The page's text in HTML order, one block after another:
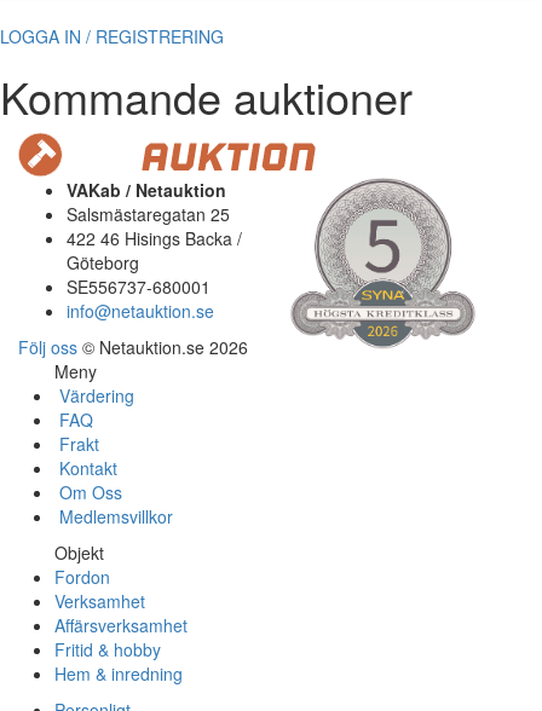
LOGGA IN / REGISTRERING
Kommande auktioner
VAKab / Netauktion
Salsmästaregatan 25
422 46 Hisings Backa /
Göteborg
SE556737-680001
info@netauktion.se
Följ oss © Netauktion.se 2026
Meny
Värdering
FAQ
Frakt
Kontakt
Om Oss
Medlemsvillkor
Objekt
Fordon
Verksamhet
Affärsverksamhet
Fritid & hobby
Hem & inredning